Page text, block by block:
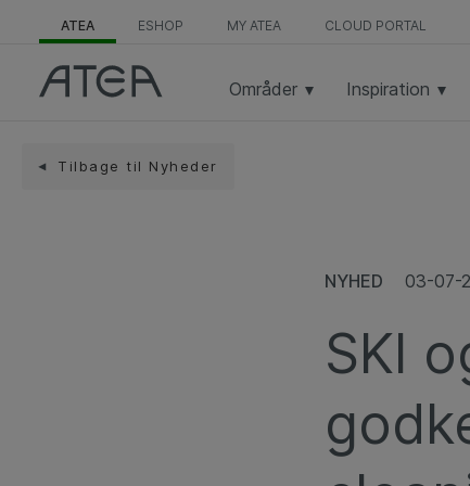
ATEA ESHOP MY ATEA CLOUD PORTAL
Områder Inspiration
Tilbage til Nyheder
NYHED 03-07-
SKI